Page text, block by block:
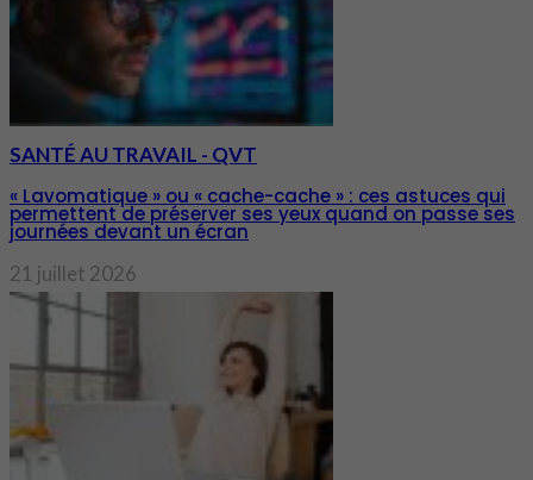
SANTÉ AU TRAVAIL - QVT
« Lavomatique » ou « cache-cache » : ces astuces qui
permettent de préserver ses yeux quand on passe ses
journées devant un écran
21 juillet 2026